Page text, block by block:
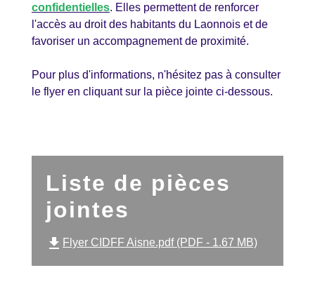
confidentielles. Elles permettent de renforcer
l'accès au droit des habitants du Laonnois et de
favoriser un accompagnement de proximité.
Pour plus d'informations, n'hésitez pas à consulter
le flyer en cliquant sur la pièce jointe ci-dessous.
Liste de pièces
jointes
file_download Flyer CIDFF Aisne.pdf (PDF - 1.67 MB)